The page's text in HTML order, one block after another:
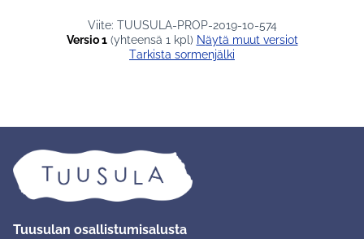
Viite: TUUSULA-PROP-2019-10-574
Versio 1(yhteensä 1 kpl)
näytä muut versiot
Tarkista sormenjälki
Tuusulan osallistumisalusta